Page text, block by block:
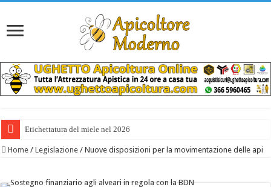
Etichettatura del miele nel 2026
Home / Legislazione / Nuove disposizioni per la movimentazione delle api